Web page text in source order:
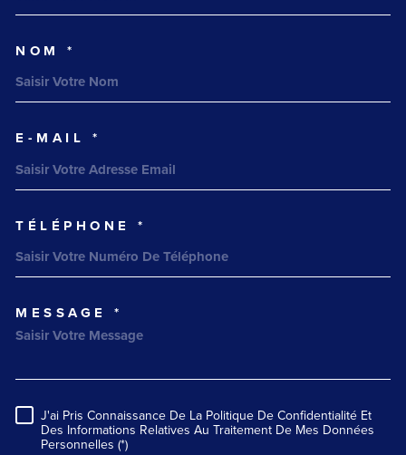
NOM *
E-MAIL *
TÉLÉPHONE *
TRAD_MELTEM_VOREDEMANDE
MESSAGE *
RÈGLEMENTATION
J'ai Pris Connaissance De La Politique De Confidentialité Et
Des Informations Relatives Au Traitement De Mes Données
Personnelles (*)